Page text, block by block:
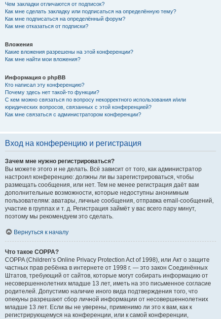
Чем закладки отличаются от подписок?
Как мне сделать закладку или подписаться на определённую тему?
Как мне подписаться на определённый форум?
Как мне отказаться от подписки?
Вложения
Какие вложения разрешены на этой конференции?
Как мне найти мои вложения?
Информация о phpBB
Кто написал эту конференцию?
Почему здесь нет такой-то функции?
С кем можно связаться по вопросу некорректного использования и/или
юридических вопросов, связанных с этой конференцией?
Как мне связаться с администратором конференции?
Вход на конференцию и регистрация
Зачем мне нужно регистрироваться?
Вы можете этого и не делать. Всё зависит от того, как администратор
настроил конференцию: должны ли вы зарегистрироваться, чтобы
размещать сообщения, или нет. Тем не менее регистрация даёт вам
дополнительные возможности, которые недоступны анонимным
пользователям: аватары, личные сообщения, отправка email-сообщений,
участие в группах и т. д. Регистрация займёт у вас всего пару минут,
поэтому мы рекомендуем это сделать.
Вернуться к началу
Что такое COPPA?
COPPA (Children’s Online Privacy Protection Act of 1998), или Акт о защите
частных прав ребёнка в интернете от 1998 г. — это закон Соединённых
Штатов, требующий от сайтов, которые могут собирать информацию от
несовершеннолетних младше 13 лет, иметь на это письменное согласие
родителей. Допустимо наличие иного вида подтверждения того, что
опекуны разрешают сбор личной информации от несовершеннолетних
младше 13 лет. Если вы не уверены, применимо ли это к вам, как к
регистрирующемуся на конференции, или к самой конференции,